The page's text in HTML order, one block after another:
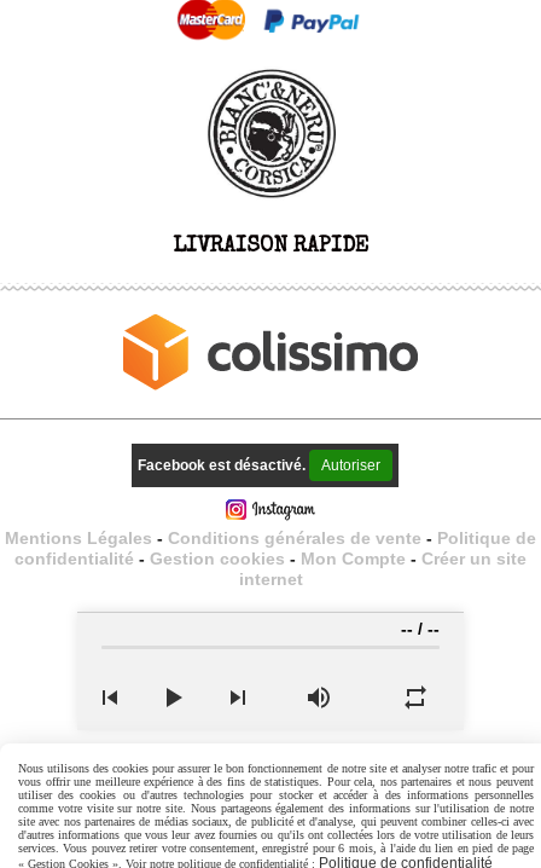
LIVRAISON RAPIDE
Facebook est désactivé. Autoriser
Mentions Légales Conditions générales de vente
Politique de
confidentialité
Gestion cookies Mon Compte
Créer un site
internet
-- / --
Nous utilisons des cookies pour assurer le bon fonctionnement de notre site et analyser notre trafic et pour
vous offrir une meilleure expérience à des fins de statistiques. Pour cela, nos partenaires et nous peuvent
utiliser des cookies ou d'autres technologies pour stocker et accéder à des informations personnelles
comme votre visite sur notre site. Nous partageons également des informations sur l'utilisation de notre
site avec nos partenaires de médias sociaux, de publicité et d'analyse, qui peuvent combiner celles-ci avec
d'autres informations que vous leur avez fournies ou qu'ils ont collectées lors de votre utilisation de leurs
services. Vous pouvez retirer votre consentement, enregistré pour 6 mois, à l'aide du lien en pied de page
« Gestion Cookies ». Voir notre politique de confidentialité : Politique de confidentialité